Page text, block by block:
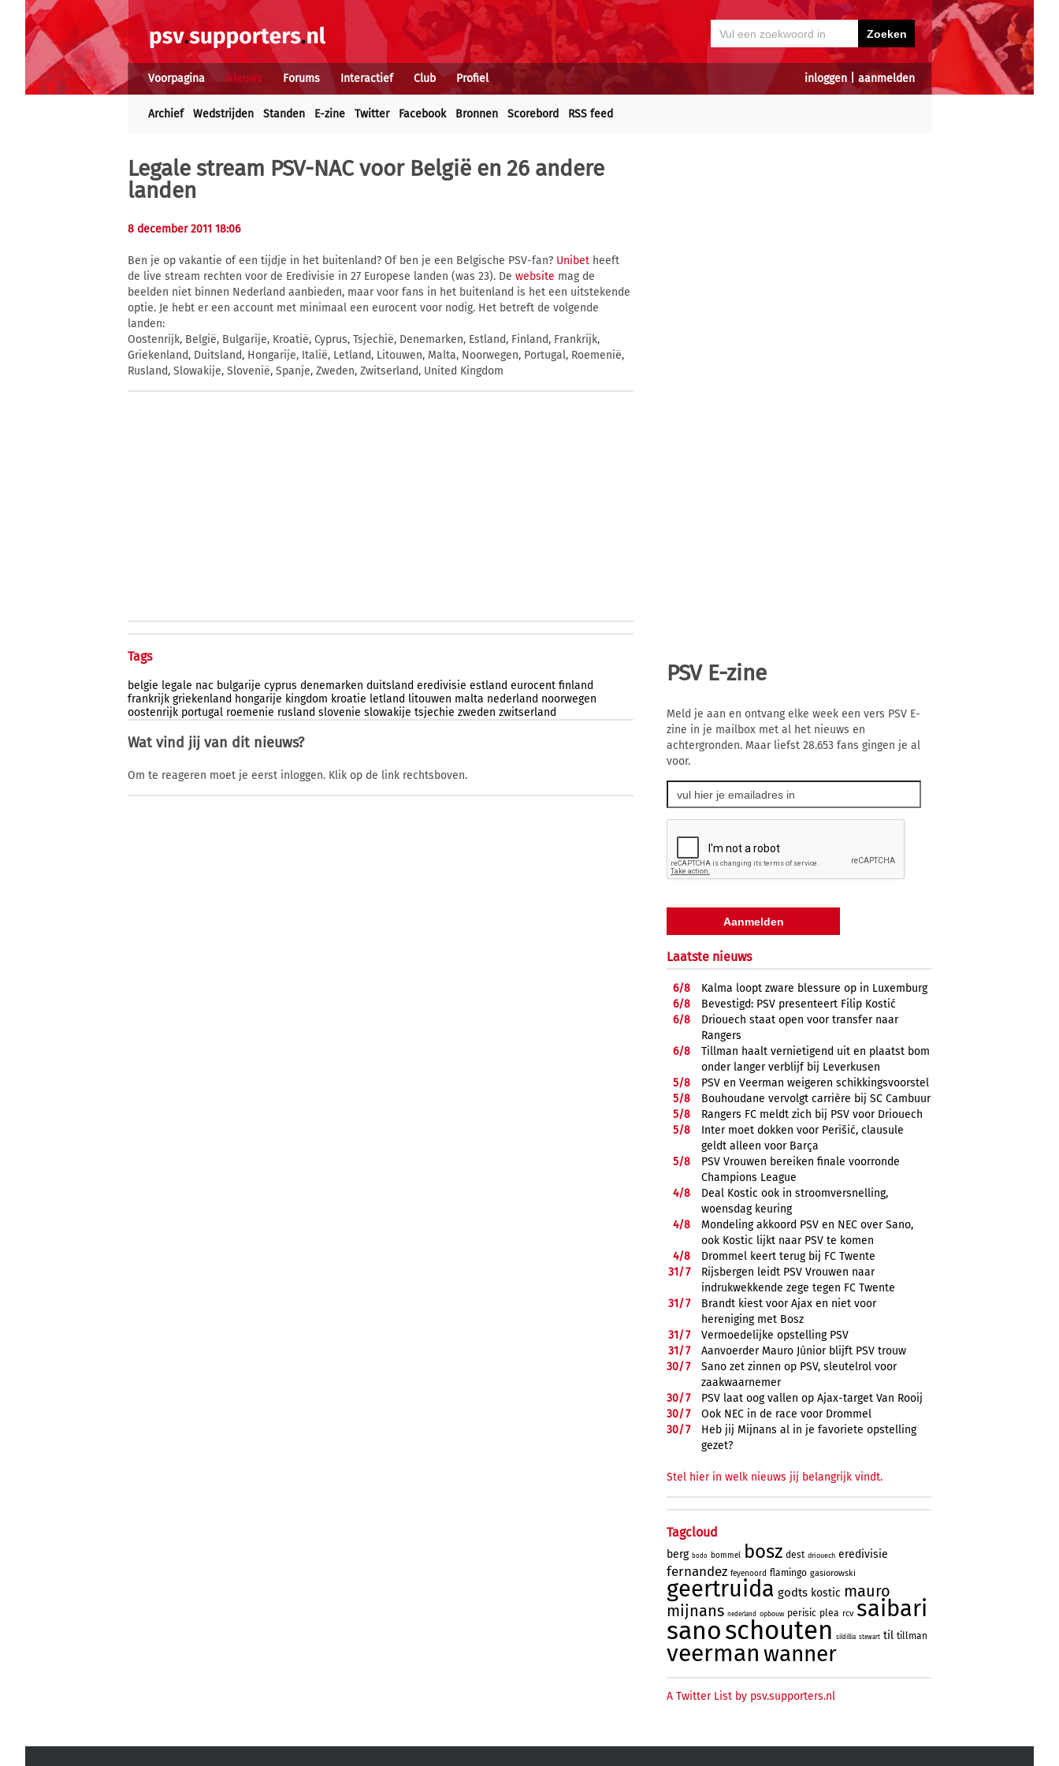
inloggen| aanmelden
Voorpagina Nieuws Forums Interactief Club Profiel
Archief Wedstrijden Standen E-zine Twitter Facebook Bronnen Scorebord RSS feed
Legale stream PSV-NAC voor België en 26 andere
landen
8 december 2011 18:06
Ben je op vakantie of een tijdje in het buitenland? Of ben je een Belgische PSV-fan? Unibet heeft
de live stream rechten voor de Eredivisie in 27 Europese landen (was 23). De website mag de
beelden niet binnen Nederland aanbieden, maar voor fans in het buitenland is het een uitstekende
optie. Je hebt er een account met minimaal een eurocent voor nodig. Het betreft de volgende
landen:
Oostenrijk, België, Bulgarije, Kroatië, Cyprus, Tsjechië, Denemarken, Estland, Finland, Frankrijk,
Griekenland, Duitsland, Hongarije, Italië, Letland, Litouwen, Malta, Noorwegen, Portugal, Roemenië,
Rusland, Slowakije, Slovenië, Spanje, Zweden, Zwitserland, United Kingdom
Tags
belgie legale nac bulgarije cyprus denemarken duitsland eredivisie estland eurocent finland
frankrijk griekenland hongarije kingdom kroatie letland litouwen malta nederland noorwegen
oostenrijk portugal roemenie rusland slovenie slowakije tsjechie zweden zwitserland
Wat vind jij van dit nieuws?
Om te reageren moet je eerst inloggen. Klik op de link rechtsboven.
PSV E-zine
Meld je aan en ontvang elke week een vers PSV E-
zine in je mailbox met al het nieuws en
achtergronden. Maar liefst 28.653 fans gingen je al
voor.
Laatste nieuws
6/8
Kalma loopt zware blessure op in Luxemburg
6/8
Bevestigd: PSV presenteert Filip Kostić
6/8
Driouech staat open voor transfer naar
Rangers
6/8
Tillman haalt vernietigend uit en plaatst bom
onder langer verblijf bij Leverkusen
5/8
PSV en Veerman weigeren schikkingsvoorstel
5/8
Bouhoudane vervolgt carrière bij SC Cambuur
5/8
Rangers FC meldt zich bij PSV voor Driouech
5/8
Inter moet dokken voor Perišić, clausule
geldt alleen voor Barça
5/8
PSV Vrouwen bereiken finale voorronde
Champions League
4/8
Deal Kostic ook in stroomversnelling,
woensdag keuring
4/8
Mondeling akkoord PSV en NEC over Sano,
ook Kostic lijkt naar PSV te komen
4/8
Drommel keert terug bij FC Twente
31/7
Rijsbergen leidt PSV Vrouwen naar
indrukwekkende zege tegen FC Twente
31/7
Brandt kiest voor Ajax en niet voor
hereniging met Bosz
31/7
Vermoedelijke opstelling PSV
31/7
Aanvoerder Mauro Júnior blijft PSV trouw
30/7
Sano zet zinnen op PSV, sleutelrol voor
zaakwaarnemer
30/7
PSV laat oog vallen op Ajax-target Van Rooij
30/7
Ook NEC in de race voor Drommel
30/7
Heb jij Mijnans al in je favoriete opstelling
gezet?
Stel hier in welk nieuws jij belangrijk vindt.
Tagcloud
berg bodo bommel bosz dest driouech eredivisie
fernandez feyenoord flamingo gasiorowski
geertruida godts kostic mauro
mijnans nederland opbouw perisic plea rcv saibari
sanoschouten sildillia stewart til tillman
veerman wanner
A Twitter List by psv.supporters.nl